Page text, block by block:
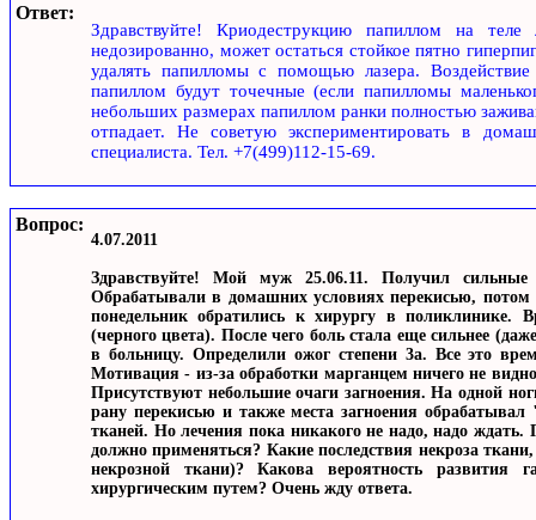
Ответ:
Здравствуйте! Криодеструкцию папиллом на
недозированно, может остаться стойкое пятно
удалять папилломы с помощью лазера.
папиллом будут точечные (если папилломы
небольших размерах папиллом ранки полностью
отпадает. Не советую экспериментировать в
специалиста. Тел. +7(499)112-15-69.
Вопрос:
4.07.2011
Здравствуйте! Мой муж 25.06.11. Получил
Обрабатывали в домашних условиях перекисью,
понедельник обратились к хирургу в поликлинике.
(черного цвета). После чего боль стала еще сильнее
в больницу. Определили ожог степени 3а. Все это
Мотивация - из-за обработки марганцем ничего не
Присутствуют небольшие очаги загноения. На одной
рану перекисью и также места загноения
тканей. Но лечения пока никакого не надо, надо
должно применяться? Какие последствия некроза
некрозной ткани)? Какова вероятность развития
хирургическим путем? Очень жду ответа.